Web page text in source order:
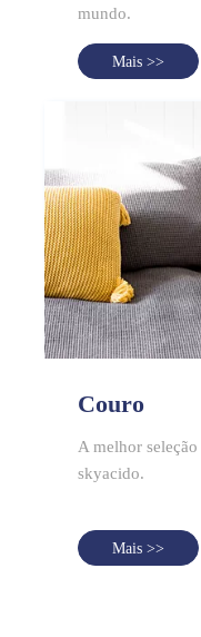
mundo.
Mais >>
Couro
A melhor
skyacido.
Mais >>